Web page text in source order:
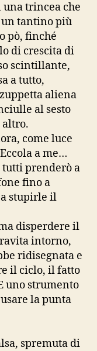
una trincea che
un tantino più
pò, finché
di crescita di
scintillante,
a tutto,
aliena
al sesto
altro.
come luce
a me…
tutti prenderò a
fino a
a stupirle il
disperdere il
intorno,
ridisegnata e
il ciclo, il fatto
uno strumento
la punta
spremuta di